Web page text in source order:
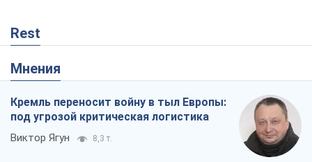
Rest
Мнения
Кремль переносит войну в тыл Европы:
под угрозой критическая логистика
Виктор Ягун 8,3 т.